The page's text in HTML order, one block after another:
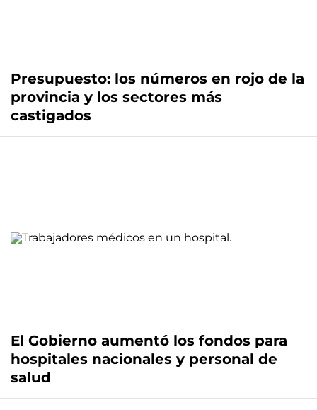
Presupuesto: los números en rojo de la
provincia y los sectores más
castigados
El Gobierno aumentó los fondos para
hospitales nacionales y personal de
salud